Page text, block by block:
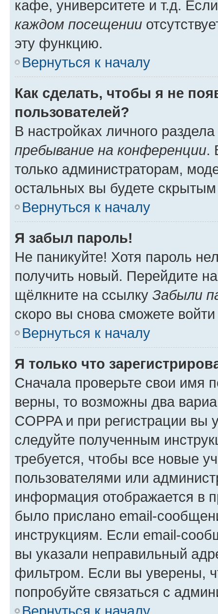
кафе, университете и т.д.
каждом посещении
эту функцию.
Вернуться к началу
Как сделать, чтобы я не
пользователей?
В настройках личного
пребывание на конференции.
только администраторам,
остальных вы будете
Вернуться к началу
Я забыл пароль!
Не паникуйте! Хотя пароль
получить новый. Перейдите
щёлкните на ссылку Забыли
скоро вы снова сможете
Вернуться к началу
Я только что
Сначала проверьте свои имя
верны, то возможны два
COPPA и при регистрации вы
следуйте полученным
требуется, чтобы все новые
пользователями или
информация отображается в
было прислано email-
инструкциям. Если email-
вы указали неправильный
фильтром. Если вы уверены,
попробуйте связаться с
Вернуться к началу